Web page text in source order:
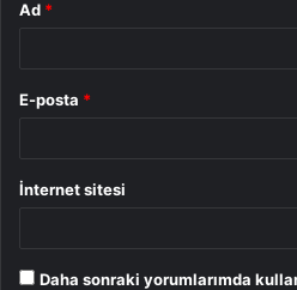
Ad *
E-posta *
İnternet sitesi
Daha sonraki yorumlarımda